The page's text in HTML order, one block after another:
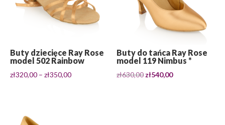
Buty dziecięce Ray Rose
model 502 Rainbow
zł320,00 – zł350,00Zakres
Buty do tańca Ray Rose
model 119 Nimbus *
zł630,00 Pierwotna
zł540,00Aktualna